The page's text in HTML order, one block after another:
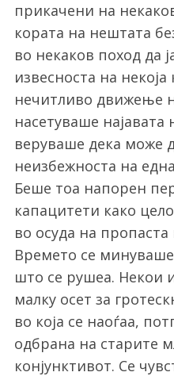
прикачени на
кората на нештата
во некаков поход да
извесноста на
нечитливо движење
насетуваше најавата
веруваше дека може
неизбежноста на
Беше тоа напорен
капацитети како
во осуда на
Времето се
што се рушеа. Некои
малку осет за
во која се наоѓаа,
одбрана на старите
конјунктивот. Се